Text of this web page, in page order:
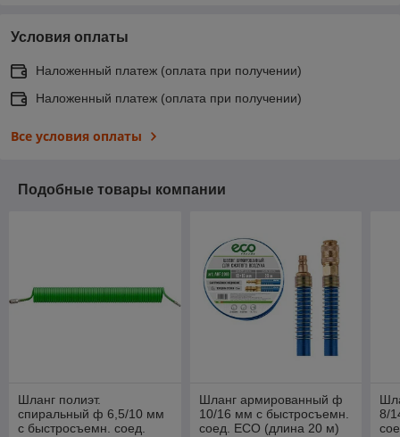
Условия оплаты
Наложенный платеж (оплата при получении)
Наложенный платеж (оплата при получении)
Все условия оплаты
Подобные товары компании
Шланг полиэт.
спиральный ф 6,5/10 мм
с быстросъемн. соед.
Шланг армированный ф
10/16 мм с быстросъемн.
соед. ECO (длина 20 м)
8/